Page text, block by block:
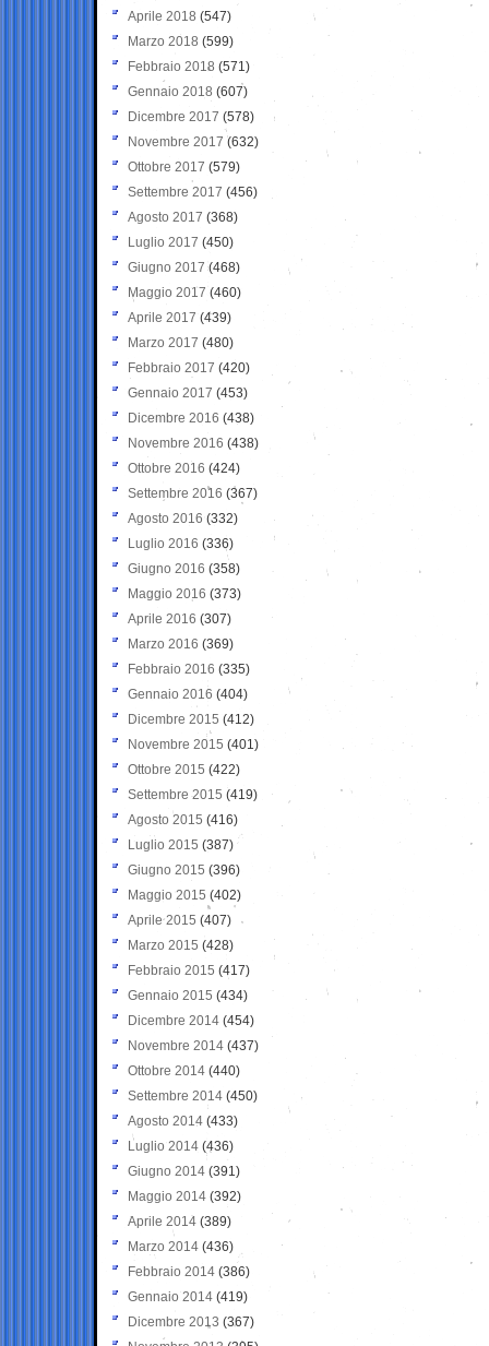
Aprile 2018 (547)
Marzo 2018 (599)
Febbraio 2018 (571)
Gennaio 2018 (607)
Dicembre 2017 (578)
Novembre 2017 (632)
Ottobre 2017 (579)
Settembre 2017 (456)
Agosto 2017 (368)
Luglio 2017 (450)
Giugno 2017 (468)
Maggio 2017 (460)
Aprile 2017 (439)
Marzo 2017 (480)
Febbraio 2017 (420)
Gennaio 2017 (453)
Dicembre 2016 (438)
Novembre 2016 (438)
Ottobre 2016 (424)
Settembre 2016 (367)
Agosto 2016 (332)
Luglio 2016 (336)
Giugno 2016 (358)
Maggio 2016 (373)
Aprile 2016 (307)
Marzo 2016 (369)
Febbraio 2016 (335)
Gennaio 2016 (404)
Dicembre 2015 (412)
Novembre 2015 (401)
Ottobre 2015 (422)
Settembre 2015 (419)
Agosto 2015 (416)
Luglio 2015 (387)
Giugno 2015 (396)
Maggio 2015 (402)
Aprile 2015 (407)
Marzo 2015 (428)
Febbraio 2015 (417)
Gennaio 2015 (434)
Dicembre 2014 (454)
Novembre 2014 (437)
Ottobre 2014 (440)
Settembre 2014 (450)
Agosto 2014 (433)
Luglio 2014 (436)
Giugno 2014 (391)
Maggio 2014 (392)
Aprile 2014 (389)
Marzo 2014 (436)
Febbraio 2014 (386)
Gennaio 2014 (419)
Dicembre 2013 (367)